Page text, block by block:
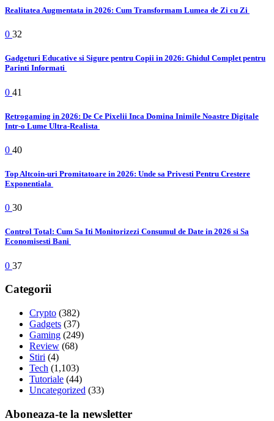
Realitatea Augmentata in 2026: Cum Transformam Lumea de Zi cu Zi
0 32
Gadgeturi Educative si Sigure pentru Copii in 2026: Ghidul Complet pentru
Parinti Informati
0 41
Retrogaming in 2026: De Ce Pixelii Inca Domina Inimile Noastre Digitale
Intr-o Lume Ultra-Realista
0 40
Top Altcoin-uri Promitatoare in 2026: Unde sa Privesti Pentru Crestere
Exponentiala
0 30
Control Total: Cum Sa Iti Monitorizezi Consumul de Date in 2026 si Sa
Economisesti Bani
0 37
Categorii
Crypto (382)
Gadgets (37)
Gaming (249)
Review (68)
Stiri (4)
Tech (1,103)
Tutoriale (44)
Uncategorized (33)
Aboneaza-te la newsletter